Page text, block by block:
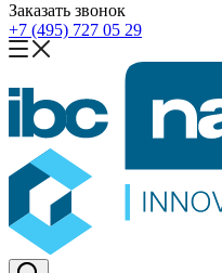
Заказать звонок
+7 (495) 727 05 29